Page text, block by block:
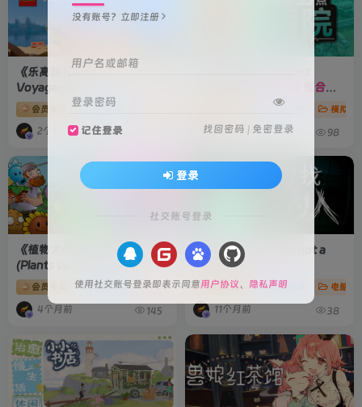
《乐高旅行者(LEGO
Voyagers)》
会员专属 休闲益智
2个月前
[v1.29.52 整合全
休闲益智 模拟经
3个月前 98
《植物大战僵尸：重植版
(Plants vs. Zombies:
Replanted)》[v1.5.1468.0]
会员专属 休闲益智 热门推荐 电脑游戏
4个月前 145
《寻找伪人(No I am not a
Human)》
会员专属 恐怖游戏 电脑游
11个月前 38
没有账号？立即注册
用户名或邮箱
登录密码
记住登录 找回密码 | 免密登录
登录
社交账号登录
使用社交账号登录即表示同意用户协议、 隐私声明